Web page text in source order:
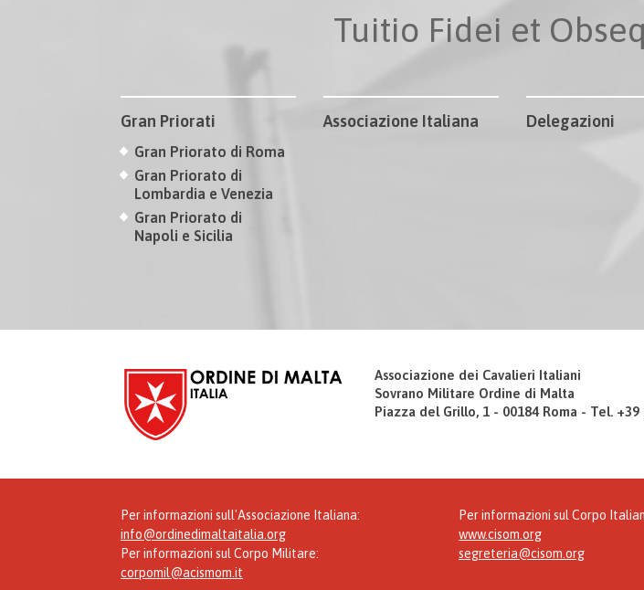
Tuitio Fidei et
Gran Priorati
Gran Priorato di Roma
Gran Priorato di
Lombardia e Venezia
Gran Priorato di
Napoli e Sicilia
Associazione Italiana Delegazioni
Associazione dei Cavalieri Italiani
Sovrano Militare Ordine di Malta
Piazza del Grillo, 1 - 00184 Roma - Tel. +39
Per informazioni sull'Associazione Italiana:
info@ordinedimaltaitalia.org
Per informazioni sul Corpo Militare:
corpomil@acismom.it
Per informazioni sul Corpo
www.cisom.org
segreteria@cisom.org